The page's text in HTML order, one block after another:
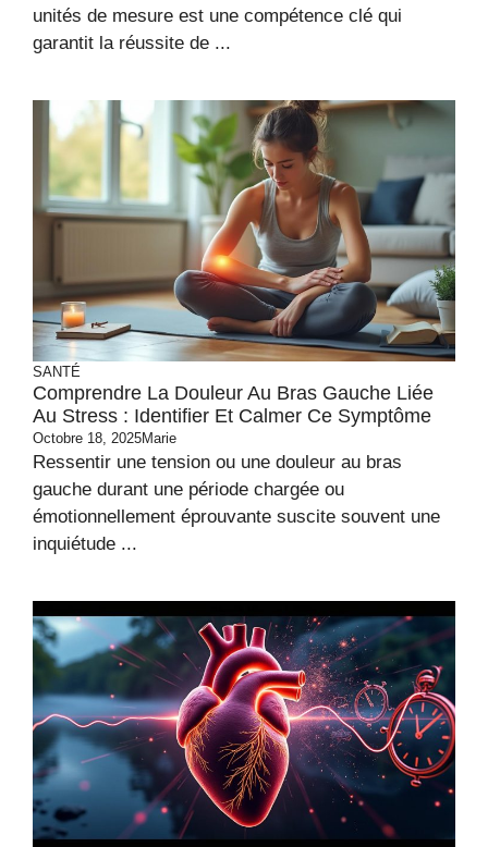
unités de mesure est une compétence clé qui
garantit la réussite de ...
SANTÉ
Comprendre La Douleur Au Bras Gauche Liée
Au Stress : Identifier Et Calmer Ce Symptôme
Octobre 18, 2025Marie
Ressentir une tension ou une douleur au bras
gauche durant une période chargée ou
émotionnellement éprouvante suscite souvent une
inquiétude ...